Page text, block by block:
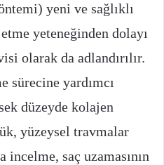
yeni ve sağlıklı
yeteneğinden dolayı
olarak da adlandırılır.
yardımcı
düzeyde kolajen
yüzeysel travmalar
incelme, saç uzamasının